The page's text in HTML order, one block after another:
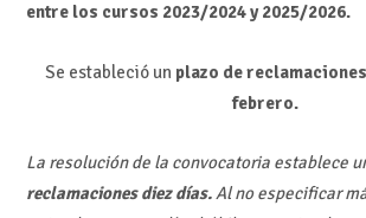
entre los cursos 2023/2024 y 2025/2026.
Se estableció un plazo de
febrero.
La resolución de la convocatoria establece
reclamaciones diez días.Al no especificar